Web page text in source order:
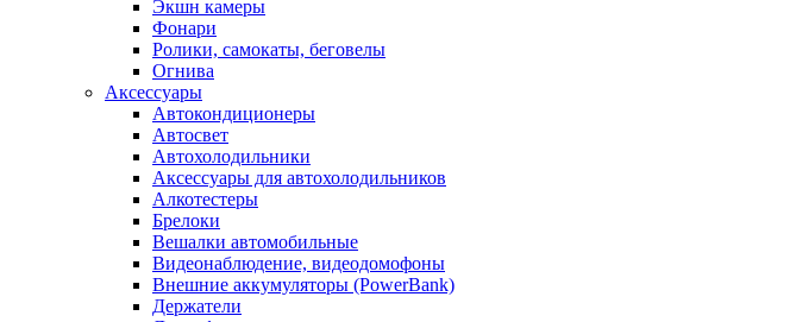
Экшн камеры
Фонари
Ролики, самокаты, беговелы
Огнива
Аксессуары
Автокондиционеры
Aвтосвет
Автохолодильники
Аксессуары для автохолодильников
Алкотестеры
Брелоки
Вешалки автомобильные
Видеонаблюдение, видеодомофоны
Внешние аккумуляторы (PowerBank)
Держатели